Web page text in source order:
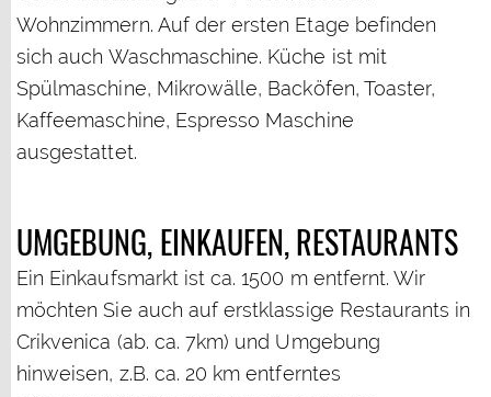
Wohnzimmern. Auf der ersten Etage befinden
sich auch Waschmaschine. Küche ist mit
Spülmaschine, Mikrowälle, Backöfen, Toaster,
Kaffeemaschine, Espresso Maschine
ausgestattet.
UMGEBUNG, EINKAUFEN, RESTAURANTS
Ein Einkaufsmarkt ist ca. 1500 m entfernt. Wir
möchten Sie auch auf erstklassige Restaurants in
Crikvenica (ab. ca. 7km) und Umgebung
hinweisen, z.B. ca. 20 km entferntes